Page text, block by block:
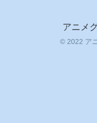
アニメ
© 2022 ア